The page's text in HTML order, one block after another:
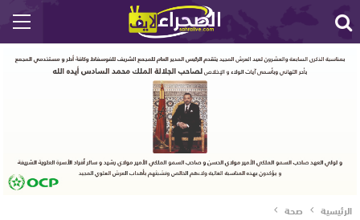
الرئيسية صحة